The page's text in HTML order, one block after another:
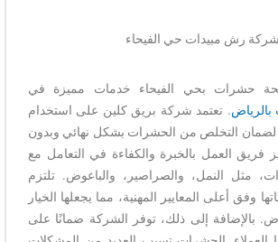
شركة رش مبيدات حي الفيحاء
حشرات بحي الفيحاء خدمات مميزة في
. تعتمد شركة بريق كلين على استخدام
لضمان التخلص من الحشرات بشكل نهائي وبدون
فريق العمل بالخبرة والكفاءة في التعامل مع
مثل النمل، والصراصير، والباعوض. تلتزم
وفق أعلى المعايير المهنية، مما يجعلها الخيار
بالإضافة إلى ذلك، توفر الشركة ضمانًا على